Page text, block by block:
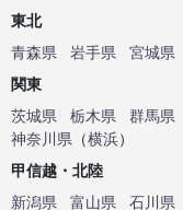
東北
青森県
岩手県 宮城県
関東
茨城県
栃木県 群馬県
神奈川県 （横浜）
甲信越・北陸
新潟県
富山県 石川県